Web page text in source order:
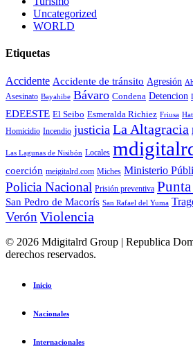
Uncategorized
WORLD
Etiquetas
Accidente Accidente de tránsito Agresión
Asesinato Bayahibe Bávaro Condena Detencion
EDEESTE El Seibo Esmeralda Richiez Friusa
Homicidio Incendio justicia La Altagracia
Las Lagunas de Nisibón Locales
coerción meigitalrd.com Miches Ministerio
Policia Nacional Prisión preventiva
San Pedro de Macorís San Rafael del Yuma
Verón Violencia
© 2026 Mdigitalrd Group | Republica
derechos reservados.
Inicio
Nacionales
Internacionales